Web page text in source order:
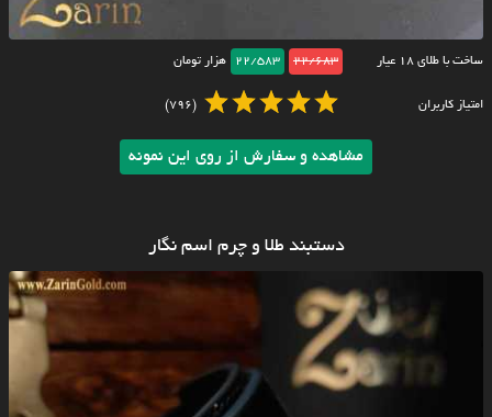
ساخت با طلای ۱۸ عیار 22/683
22/583 هزار تومان
امتیاز کاربران (796)
مشاهده و سفارش از روی این نمونه
دستبند طلا و چرم اسم نگار